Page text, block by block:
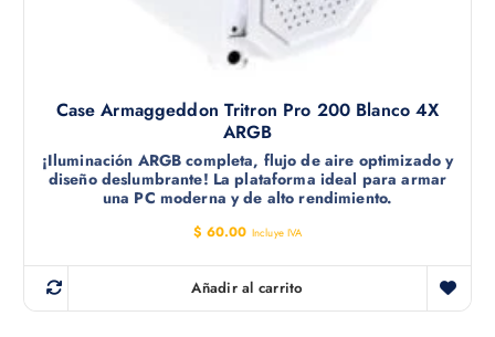
Case Armaggeddon Tritron Pro 200 Blanco 4X
ARGB
¡Iluminación ARGB completa, flujo de aire optimizado y
diseño deslumbrante! La plataforma ideal para armar
una PC moderna y de alto rendimiento.
$ 60.00 Incluye IVA
Añadir al carrito